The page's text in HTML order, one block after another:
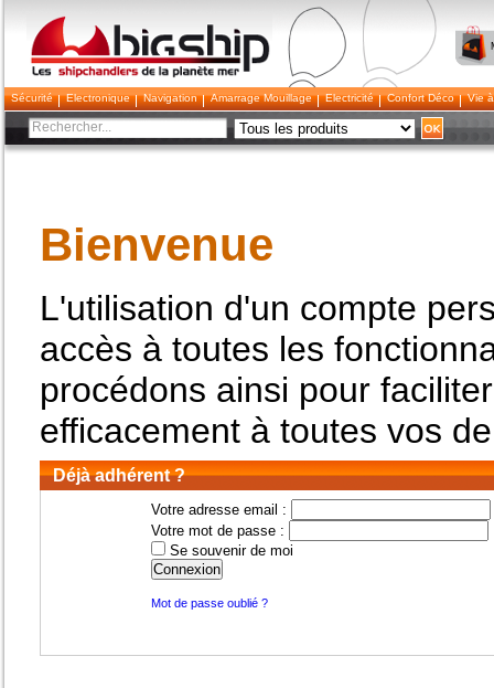
Bigship
Sécurité Electronique Navigation Amarrage Mouillage Electricité Confort Déco Vie
Bienvenue
L'utilisation d'un compte
accès à toutes les
procédons ainsi pour
efficacement à toutes vos
Déjà adhérent ?
Votre adresse email :
Votre mot de passe :
Se souvenir de moi
Mot de passe oublié ?